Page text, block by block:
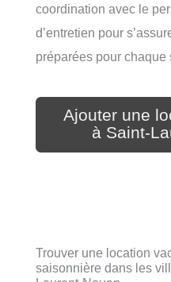
coordination avec le
d’entretien pour
préparées pour chaque
Ajouter une
à Saint-
Trouver une location
saisonnière dans les